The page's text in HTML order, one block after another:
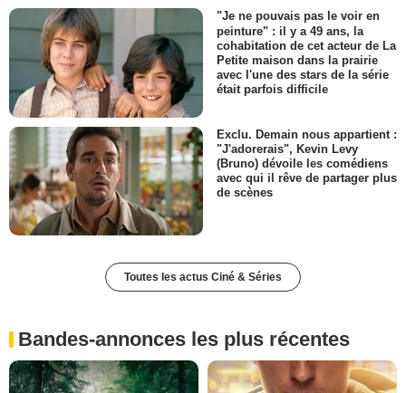
"Je ne pouvais pas le voir en
peinture" : il y a 49 ans, la
cohabitation de cet acteur de La
Petite maison dans la prairie
avec l'une des stars de la série
était parfois difficile
Exclu. Demain nous appartient :
"J'adorerais", Kevin Levy
(Bruno) dévoile les comédiens
avec qui il rêve de partager plus
de scènes
Toutes les actus Ciné & Séries
Bandes-annonces les plus récentes